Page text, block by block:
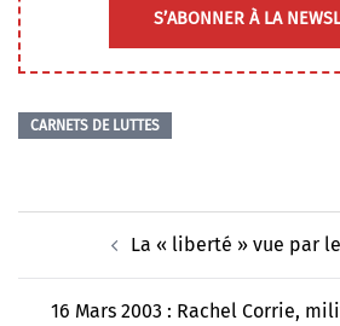
S’ABONNER À LA
CARNETS DE LUTTES
La « liberté » vue par
16 Mars 2003 : Rachel Corrie,